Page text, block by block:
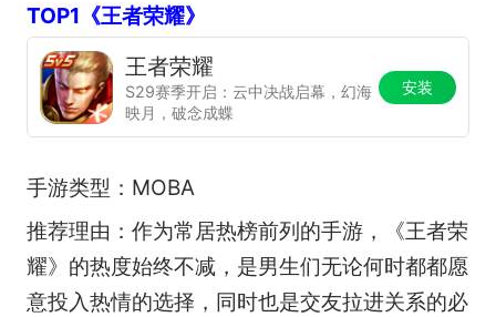
TOP1《王者荣耀》
王者荣耀
S29赛季开启：云中决战启幕，幻海
映月，破念成蝶
安装
手游类型：MOBA
推荐理由：作为常居热榜前列的手游，《王者荣
耀》的热度始终不减，是男生们无论何时都都愿
意投入热情的选择，同时也是交友拉进关系的必